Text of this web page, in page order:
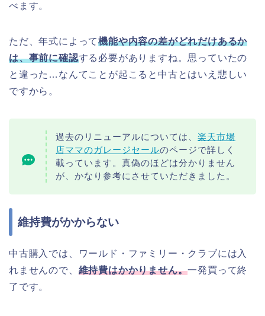
べます。
ただ、年式によって機能や内容の差がどれだけあるか
は、事前に確認する必要がありますね。思っていたの
と違った…なんてことが起こると中古とはいえ悲しい
ですから。
過去のリニューアルについては、 楽天市場
店ママのガレージセールのページで詳しく
載っています。真偽のほどは分かりません
が、かなり参考にさせていただきました。
維持費がかからない
中古購入では、ワールド・ファミリー・クラブには入
れませんので、 維持費はかかりません。一発買って終
了です。